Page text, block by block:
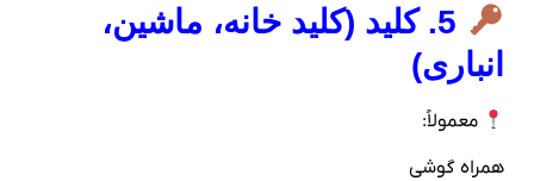
5. کلید (کلید خانه، ماشین،
انباری)
معمولاً:
همراه گوشی